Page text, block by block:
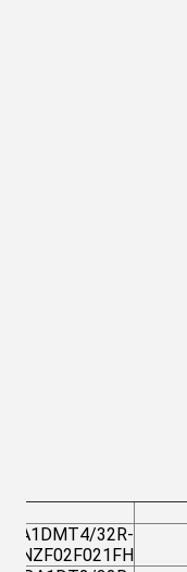
32R-
NZF02F021FH